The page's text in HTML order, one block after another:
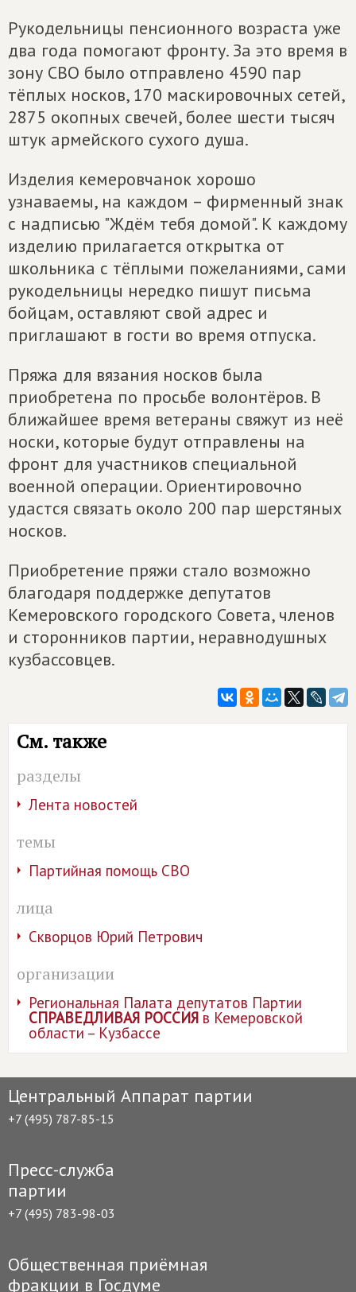
Рукодельницы пенсионного возраста уже
два года помогают фронту. За это время в
зону СВО было отправлено 4590 пар
тёплых носков, 170 маскировочных сетей,
2875 окопных свечей, более шести тысяч
штук армейского сухого душа.
Изделия кемеровчанок хорошо
узнаваемы, на каждом – фирменный знак
с надписью "Ждём тебя домой". К каждому
изделию прилагается открытка от
школьника с тёплыми пожеланиями, сами
рукодельницы нередко пишут письма
бойцам, оставляют свой адрес и
приглашают в гости во время отпуска.
Пряжа для вязания носков была
приобретена по просьбе волонтёров. В
ближайшее время ветераны свяжут из неё
носки, которые будут отправлены на
фронт для участников специальной
военной операции. Ориентировочно
удастся связать около 200 пар шерстяных
носков.
Приобретение пряжи стало возможно
благодаря поддержке депутатов
Кемеровского городского Совета, членов
и сторонников партии, неравнодушных
кузбассовцев.
См. также
разделы
Лента новостей
темы
Партийная помощь СВО
лица
Скворцов Юрий Петрович
организации
Региональная Палата депутатов Партии
СПРАВЕДЛИВАЯ РОССИЯв Кемеровской
области – Кузбассе
Центральный Аппарат партии
+7 (495) 787-85-15
Пресс-служба
партии
+7 (495) 783-98-03
Общественная приёмная
фракции в Госдуме